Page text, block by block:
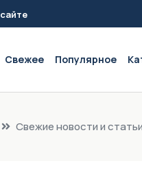
Свежее Популярное
Свежие новости и статьи